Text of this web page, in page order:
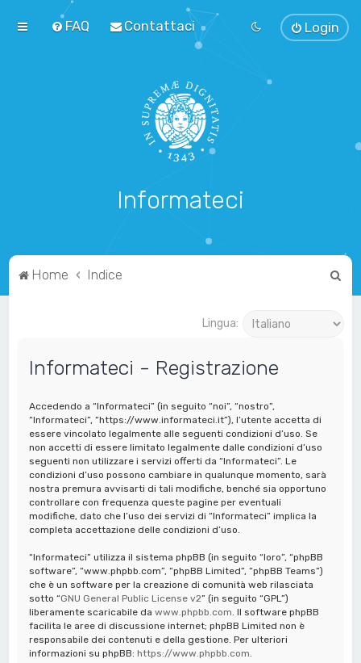
FAQ Contattaci Login
Informateci
Home Indice
Lingua:
Informateci - Registrazione
Accedendo a “Informateci” (in seguito “noi”, “nostro”,
“Informateci”, “https://www.informateci.it”), l’utente accetta di
essere vincolato legalmente alle seguenti condizioni d’uso. Se
non accetti di essere limitato legalmente dalle condizioni d’uso
seguenti non utilizzare i servizi offerti da “Informateci”. Le
condizioni d’uso possono cambiare in qualunque momento, sarà
nostra premura avvisarti di tali modifiche, benché sia opportuno
controllare con frequenza queste pagine per eventuali
modifiche, dato che l’uso dei servizi di “Informateci” implica la
completa accettazione delle condizioni d’uso.
“Informateci” utilizza il sistema phpBB (in seguito “loro”, “phpBB
software”, “www.phpbb.com”, “phpBB Limited”, “phpBB Teams”)
che è un software per la creazione di comunità web rilasciata
sotto “GNU General Public License v2” (in seguito “GPL”)
liberamente scaricabile dawww.phpbb.com . Il software phpBB
facilita le aree di discussione internet; phpBB Limited non è
responsabile dei contenuti e della gestione. Per ulteriori
informazioni su phpBB: https://www.phpbb.com